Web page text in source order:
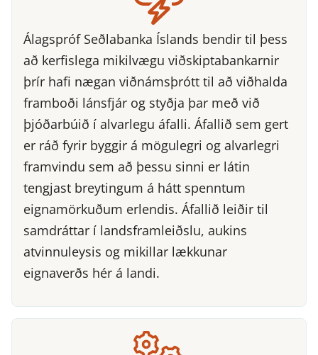
Álagspróf Seðlabanka Íslands bendir til þess
að kerfislega mikilvægu viðskiptabankarnir
þrír hafi nægan viðnámsþrótt til að viðhalda
framboði lánsfjár og styðja þar með við
þjóðarbúið í alvarlegu áfalli. Áfallið sem gert
er ráð fyrir byggir á mögulegri og alvarlegri
framvindu sem að þessu sinni er látin
tengjast breytingum á hátt spenntum
eignamörkuðum erlendis. Áfallið leiðir til
samdráttar í landsframleiðslu, aukins
atvinnuleysis og mikillar lækkunar
eignaverðs hér á landi.